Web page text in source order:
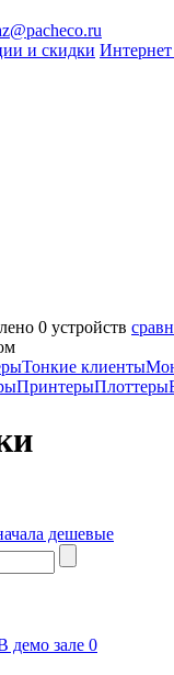
и скидки Интернет
0 устройств
Тонкие клиенты
ПринтерыПлоттеры
дешевые
демо зале 0